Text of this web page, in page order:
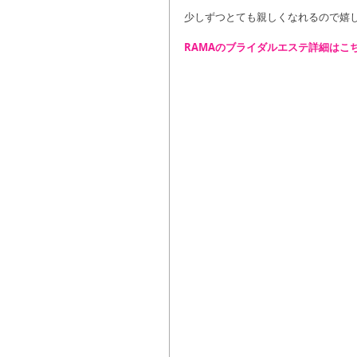
少しずつとても親しくなれるので嬉
RAMAのブライダルエステ詳細はこ